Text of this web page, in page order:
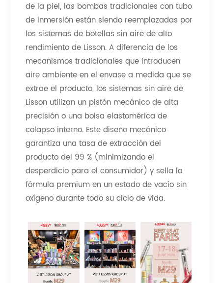
de la piel, las bombas tradicionales con tubo
de inmersión están siendo reemplazadas por
los sistemas de botellas sin aire de alto
rendimiento de Lisson. A diferencia de los
mecanismos tradicionales que introducen
aire ambiente en el envase a medida que se
extrae el producto, los sistemas sin aire de
Lisson utilizan un pistón mecánico de alta
precisión o una bolsa elastomérica de
colapso interno. Este diseño mecánico
garantiza una tasa de extracción del
producto del 99 % (minimizando el
desperdicio para el consumidor) y sella la
fórmula premium en un estado de vacío sin
oxígeno durante todo su ciclo de vida.